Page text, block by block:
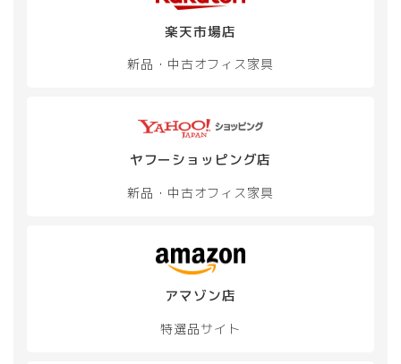
楽天市場店
新品・中古オフィス家具
ヤフーショッピング店
新品・中古オフィス家具
アマゾン店
特選品サイト